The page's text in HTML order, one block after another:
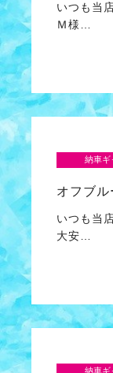
いつも当
Ｍ様…
納車ギ
オフブ
いつも当
大安…
納車ギ